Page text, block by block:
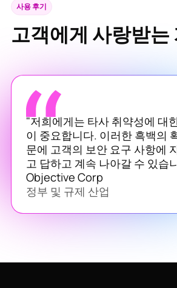
사용 후기
고객에게 사랑받는
"저희에게는 타사 취약성에 대
이 중요합니다. 이러한 흑백의
문에 고객의 보안 요구 사항에
고 답하고 계속 나아갈 수 있습
Objective Corp
정부 및 규제 산업